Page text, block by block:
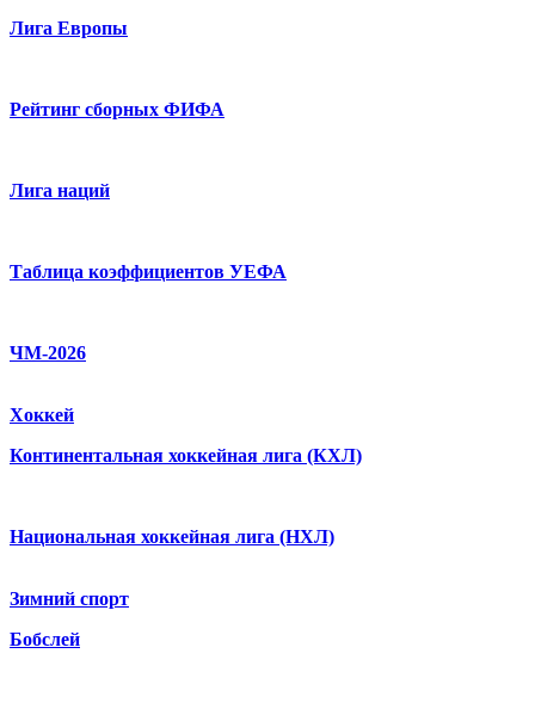
Лига Европы
Рейтинг сборных ФИФА
Лига наций
Таблица коэффициентов УЕФА
ЧМ-2026
Хоккей
Континентальная хоккейная лига (КХЛ)
Национальная хоккейная лига (НХЛ)
Зимний спорт
Бобслей